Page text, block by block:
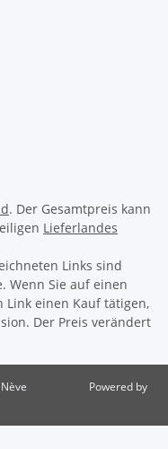
. Der Gesamtpreis kann
Lieferlandes
Links sind
Wenn Sie auf einen
Link einen Kauf tätigen,
Der Preis verändert
Powered by